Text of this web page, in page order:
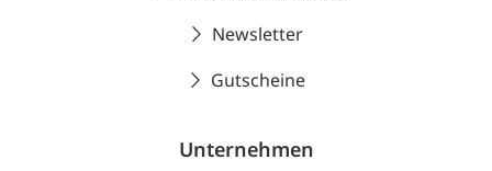
Newsletter
Gutscheine
Unternehmen